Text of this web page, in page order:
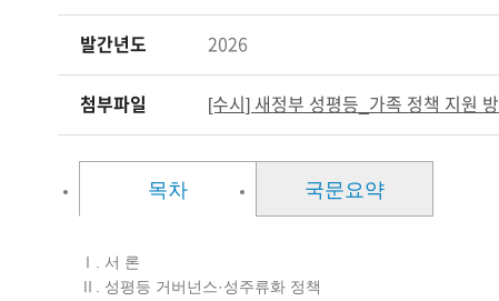
발간년도 2026
첨부파일 [수시] 새정부 성평등_가족 정책 지원
목차 국문요약
Ⅰ. 서 론
Ⅱ. 성평등 거버넌스·성주류화 정책